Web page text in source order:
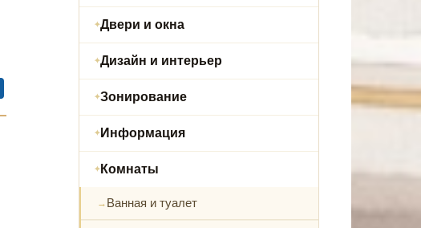
Двери и окна
Дизайн и интерьер
Зонирование
Информация
Комнаты
Ванная и туалет